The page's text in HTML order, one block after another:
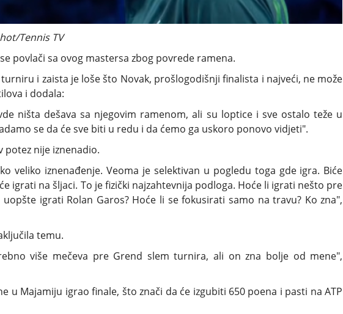
Tennis TV
povlači sa ovog mastersa zbog povrede ramena.
i zaista je loše što Novak, prošlogodišnji finalista i najveći, ne može
i dodala:
ništa dešava sa njegovim ramenom, ali su loptice i sve ostalo teže u
se da će sve biti u redu i da ćemo ga uskoro ponovo vidjeti".
potez nije iznenadio.
veliko iznenađenje. Veoma je selektivan u pogledu toga gde igra. Biće
igrati na šljaci. To je fizički najzahtevnija podloga. Hoće li igrati nešto pre
uopšte igrati Rolan Garos? Hoće li se fokusirati samo na travu? Ko zna",
temu.
više mečeva pre Grend slem turnira, ali on zna bolje od mene",
u Majamiju igrao finale, što znači da će izgubiti 650 poena i pasti na ATP